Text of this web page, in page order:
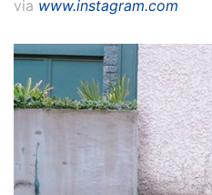
via www.instagram.com